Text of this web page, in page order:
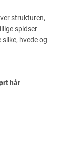
strukturen,
spidser
hvede og
hår